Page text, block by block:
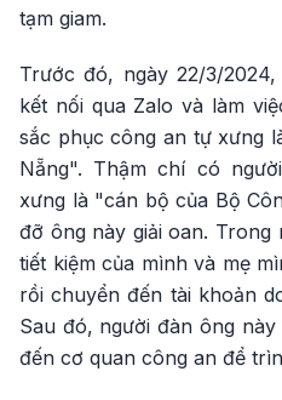
tạm giam.
Trước đó, ngày 22/3/
kết nối qua Zalo và làm
sắc phục công an tự xưng
Nẵng". Thậm chí có
xưng là "cán bộ của Bộ
đỡ ông này giải oan. Trong
tiết kiệm của mình và mẹ
rồi chuyển đến tài khoản
Sau đó, người đàn ông
đến cơ quan công an để